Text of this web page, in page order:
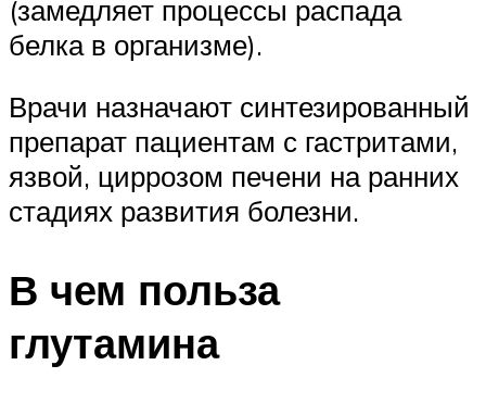
(замедляет процессы распада
белка в организме).
Врачи назначают синтезированный
препарат пациентам с гастритами,
язвой, циррозом печени на ранних
стадиях развития болезни.
В чем польза
глутамина